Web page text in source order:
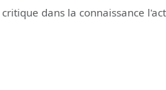
dans la connaissance